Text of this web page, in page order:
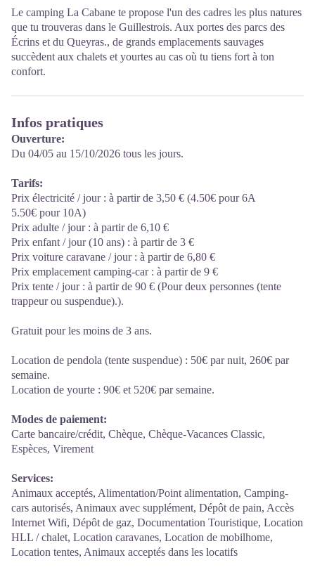
Le camping La Cabane te propose l'un des cadres les plus natures
que tu trouveras dans le Guillestrois. Aux portes des parcs des
Écrins et du Queyras., de grands emplacements sauvages
succèdent aux chalets et yourtes au cas où tu tiens fort à ton
confort.
Infos pratiques
Ouverture:
Du 04/05 au 15/10/2026 tous les jours.
Tarifs:
Prix électricité / jour : à partir de 3,50 € (4.50€ pour 6A
5.50€ pour 10A)
Prix adulte / jour : à partir de 6,10 €
Prix enfant / jour (10 ans) : à partir de 3 €
Prix voiture caravane / jour : à partir de 6,80 €
Prix emplacement camping-car : à partir de 9 €
Prix tente / jour : à partir de 90 € (Pour deux personnes (tente
trappeur ou suspendue).).
Gratuit pour les moins de 3 ans.
Location de pendola (tente suspendue) : 50€ par nuit, 260€ par
semaine.
Location de yourte : 90€ et 520€ par semaine.
Modes de paiement:
Carte bancaire/crédit, Chèque, Chèque-Vacances Classic,
Espèces, Virement
Services:
Animaux acceptés, Alimentation/Point alimentation, Camping-
cars autorisés, Animaux avec supplément, Dépôt de pain, Accès
Internet Wifi, Dépôt de gaz, Documentation Touristique, Location
HLL / chalet, Location caravanes, Location de mobilhome,
Location tentes, Animaux acceptés dans les locatifs